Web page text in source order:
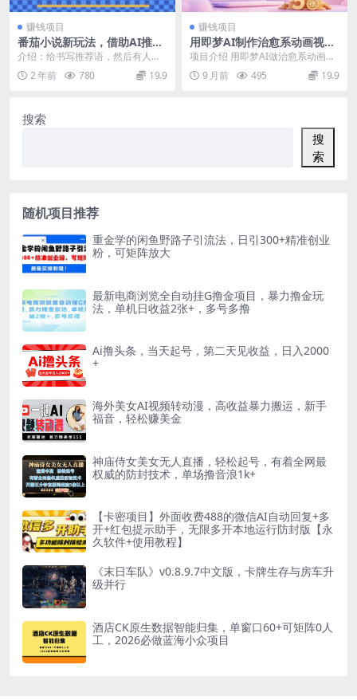
赚钱项目
番茄小说新玩法，借助AI推
书，无脑复制粘贴，每天10分
钟，新手小白轻松收益400+
介绍：给书写推荐语，然后有人看
了你的推待语，去看了小说，你就
有收益，全程AI操作...
2 年前 780 19.9
赚钱项目
用即梦AI制作治愈系动画视
频，16个视频涨粉13W，保守
日入5张
项目介绍 用即梦AI做治愈系动画视
频，播放量真的太猛了，随便发一
个视频播放量都是...
9 月前 495 19.9
搜索
搜
索
随机项目推荐
重金学的闲鱼野路子引流法，日引300+精准创业
粉，可矩阵放大
最新电商浏览全自动挂G撸金项目，暴力撸金玩
法，单机日收益2张+，多号多撸
Ai撸头条，当天起号，第二天见收益，日入2000
+
海外美女AI视频转动漫，高收益暴力搬运，新手
福音，轻松赚美金
神庙侍女美女无人直播，轻松起号，有着全网最
权威的防封技术，单场撸音浪1k+
【卡密项目】外面收费488的微信AI自动回复+多
开+红包提示助手，无限多开本地运行防封版【永
久软件+使用教程】
《末日车队》v0.8.9.7中文版，卡牌生存与房车升
级并行
酒店CK原生数据智能归集，单窗口60+可矩阵0人
工，2026必做蓝海小众项目